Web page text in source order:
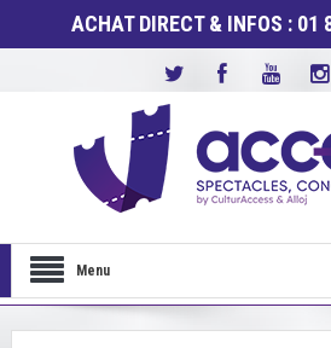
ACHAT DIRECT & INFOS : 01
Menu